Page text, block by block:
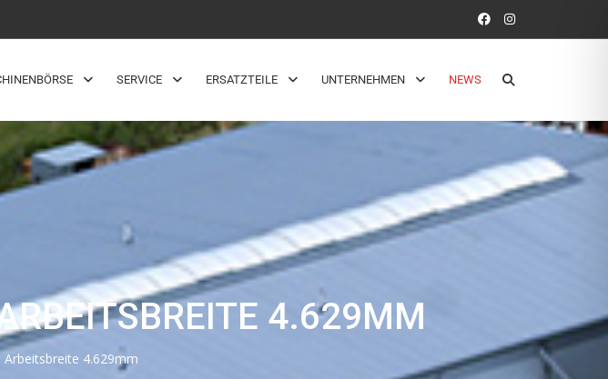
SERVICE ERSATZTEILE UNTERNEHMEN NEWS
4.629MM
Arbeitsbreite 4.629mm